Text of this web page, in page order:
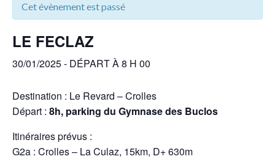
Cet évènement est passé
LE FECLAZ
30/01/2025 - DÉPART À 8 H 00
Destination : Le Revard – Crolles
Départ : 8h, parking du Gymnase des Buclos
Itinéraires prévus :
G2a : Crolles – La Culaz, 15km, D+ 630m